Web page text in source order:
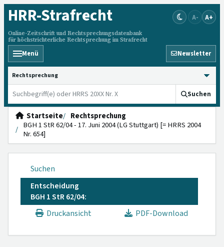
HRR-Strafrecht
Online-Zeitschrift und Rechtsprechungsdatenbank
für höchstrichterliche Rechtsprechung im Strafrecht
A- A+
Menü Newsletter
HRRS durchsuchen
Suchen
Startseite
Rechtsprechung
BGH 1 StR 62/04 - 17. Juni 2004 (LG Stuttgart) [= HRRS 2004
Nr. 654]
Suchen
Entscheidung
BGH 1 StR 62/04:
Druckansicht
PDF-Download